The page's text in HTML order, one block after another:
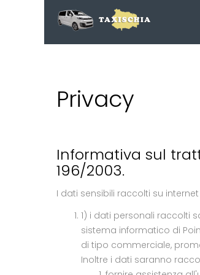
Privacy
Informativa sul
196/2003.
I dati sensibili raccolti su
1) i dati personali raccolti
sistema informatico di
di tipo commerciale,
Inoltre i dati saranno